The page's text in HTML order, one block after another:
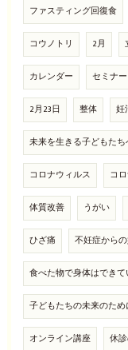
ファスティング回復食
コウノトリ 2月
カレンダー セミナー
2月23日 整体 妊
未来を生きる子どもたち
コロナウィルス コ
体質改善 うがい
ひざ痛 不妊症から
食べた物で身体はできて
子どもたちの未来のため
オンライン講座 休